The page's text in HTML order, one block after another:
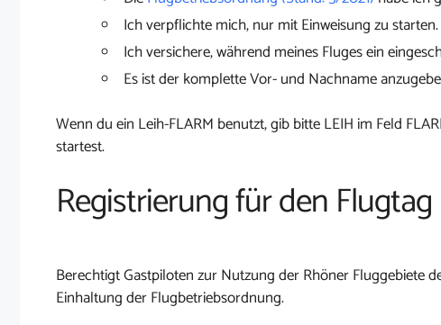
Ich verpflichte mich, nur mit Einweisung zu starten.
Ich versichere, während meines Fluges ein
Es ist der komplette Vor- und Nachname
Wenn du ein Leih-FLARM benutzt, gib bitte LEIH im Feld
startest.
Registrierung für den
Berechtigt Gastpiloten zur Nutzung der Rhöner Fluggebiete
Einhaltung der Flugbetriebsordnung.